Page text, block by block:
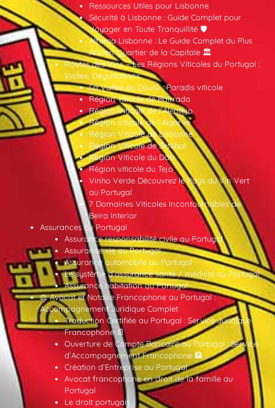
Ressources Utiles pour Lisbonne
Sécurité à Lisbonne : Guide Complet pour
Voyager en Toute Tranquillité 🛡️
Alfama Lisbonne : Le Guide Complet du Plus
Ancien Quartier de la Capitale 🏛️
Routes des Vins – Les Régions Viticoles du Portugal :
Visites, Dégustations
La Vallée du Douro : Paradis viticole
Région viticole de Bairrada
Région Viticole de l’Alentejo
Région viticole de l’Algarve
Région Viticole de Lisbonne
Région Viticole de Setúbal
Région Viticole du Dão
Région viticole du Tejo
Vinho Verde Découvrez le Pays du Vin Vert
au Portugal
7 Domaines Viticoles Incontournables de
Beira Interior
Assurances au Portugal
Assurance responsabilité civile au Portugal
Assurance vie au Portugal
Assurance automobile au Portugal
Le système d’assurance santé / médical au Portugal
Assurance habitation au Portugal
⚖️ Avocat et Notaire Francophone au Portugal :
Accompagnement Juridique Complet
Traduction Certifiée au Portugal : Service Juridique
Francophone 📄
Ouverture de Compte Bancaire au Portugal : Service
d’Accompagnement Francophone 🏦
Création d’Entreprise au Portugal
Avocat francophone en droit de la famille au
Portugal
Le droit portugais